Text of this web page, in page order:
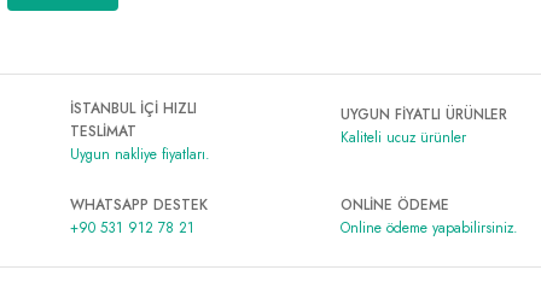
İSTANBUL İÇİ HIZLI
TESLİMAT
Uygun nakliye fiyatları.
UYGUN FİYATLI ÜRÜNLER
Kaliteli ucuz ürünler
WHATSAPP DESTEK
+90 531 912 78 21
ONLİNE ÖDEME
Online ödeme yapabilirsiniz.